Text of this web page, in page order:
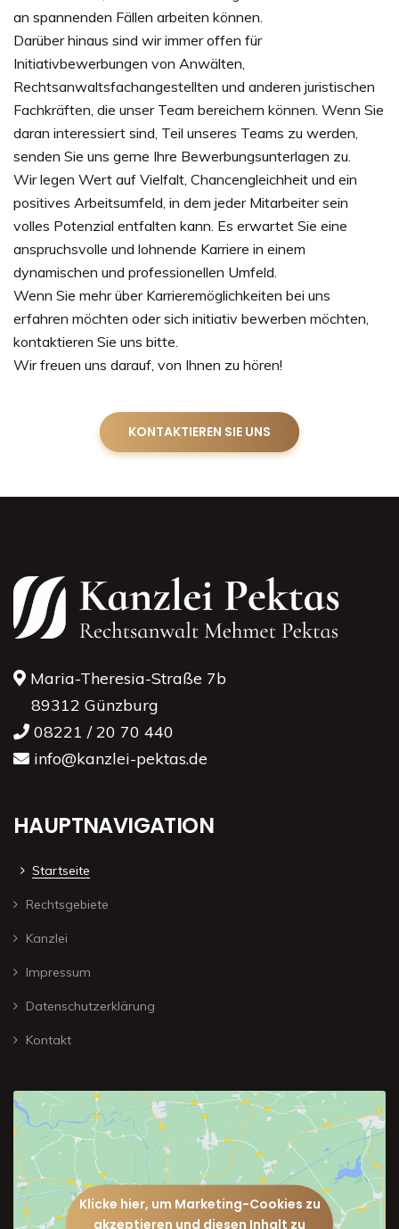
an spannenden Fällen arbeiten können.
Darüber hinaus sind wir immer offen für
Initiativbewerbungen von Anwälten,
Rechtsanwaltsfachangestellten und anderen juristischen
Fachkräften, die unser Team bereichern können. Wenn Sie
daran interessiert sind, Teil unseres Teams zu werden,
senden Sie uns gerne Ihre Bewerbungsunterlagen zu.
Wir legen Wert auf Vielfalt, Chancengleichheit und ein
positives Arbeitsumfeld, in dem jeder Mitarbeiter sein
volles Potenzial entfalten kann. Es erwartet Sie eine
anspruchsvolle und lohnende Karriere in einem
dynamischen und professionellen Umfeld.
Wenn Sie mehr über Karrieremöglichkeiten bei uns
erfahren möchten oder sich initiativ bewerben möchten,
kontaktieren Sie uns bitte.
Wir freuen uns darauf, von Ihnen zu hören!
KONTAKTIEREN SIE UNS
Maria-Theresia-Straße 7b
89312 Günzburg
08221 / 20 70 440
info@kanzlei-pektas.de
HAUPTNAVIGATION
Startseite
Rechtsgebiete
Kanzlei
Impressum
Datenschutzerklärung
Kontakt
Klicke hier, um Marketing-Cookies zu
akzeptieren und diesen Inhalt zu